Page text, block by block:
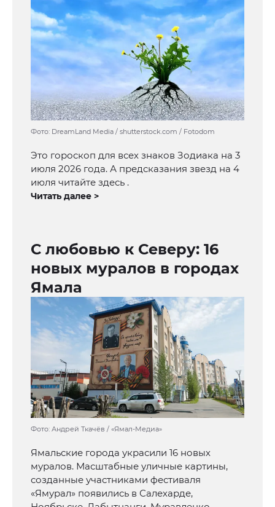
Фото: DreamLand Media / shutterstock.com / Fotodom
Это гороскоп для всех знаков Зодиака на 3
июля 2026 года. А предсказания звезд на 4
июля читайте здесь .
Читать далее >
С любовью к Северу: 16
новых муралов в городах
Ямала
Фото: Андрей Ткачёв / «Ямал-Медиа»
Ямальские города украсили 16 новых
муралов. Масштабные уличные картины,
созданные участниками фестиваля
«Ямурал» появились в Салехарде,